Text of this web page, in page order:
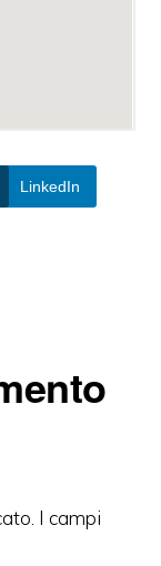
LinkedIn
I campi